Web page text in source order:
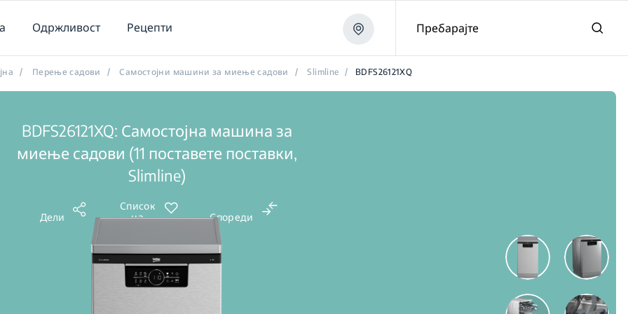
Одржливост Рецепти Пребарајте
/ Перење садови / Самостојни машини за миење садови / Slimline / BDFS26121XQ
BDFS26121XQ: Самостојна машина за
миење садови (11 поставете поставки,
Slimline)
Дели
Список
на
Спореди